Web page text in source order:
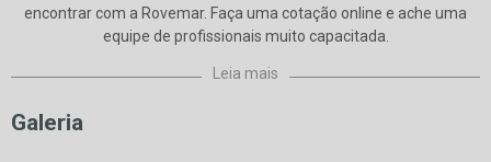
encontrar com a Rovemar. Faça uma cotação online e ache uma
equipe de profissionais muito capacitada.
Leia mais
Galeria